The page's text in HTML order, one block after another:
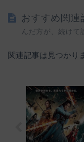
おすすめ関連
んだ方が、続けて
関連記事は見つかり